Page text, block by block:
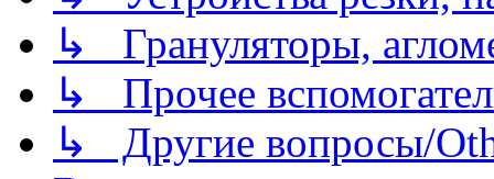
↳ Грануляторы,
↳ Прочее
↳ Другие вопросы/